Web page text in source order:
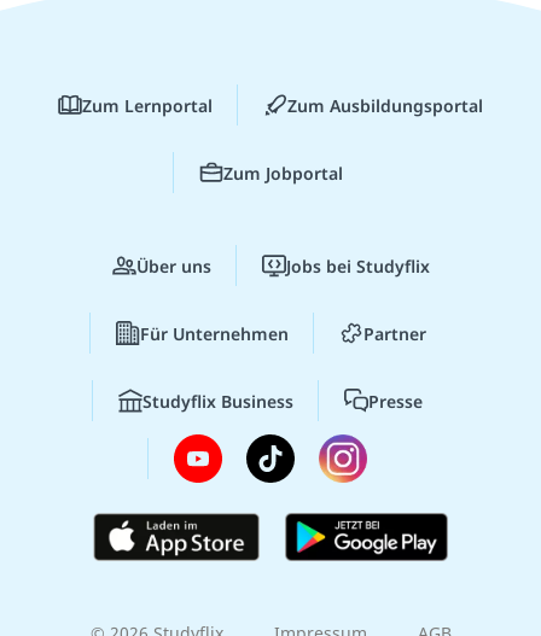
Zum Lernportal Zum Ausbildungsportal
Zum Jobportal
Über uns Jobs bei Studyflix
Für Unternehmen Partner
Studyflix Business Presse